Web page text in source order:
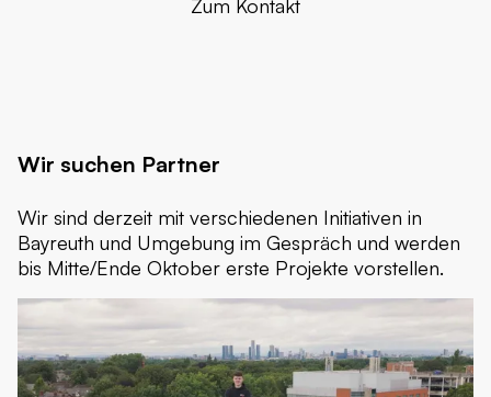
Zum Kontakt
Wir suchen Partner
Wir sind derzeit mit verschiedenen Initiativen in
Bayreuth und Umgebung im Gespräch und werden
bis Mitte/Ende Oktober erste Projekte vorstellen.